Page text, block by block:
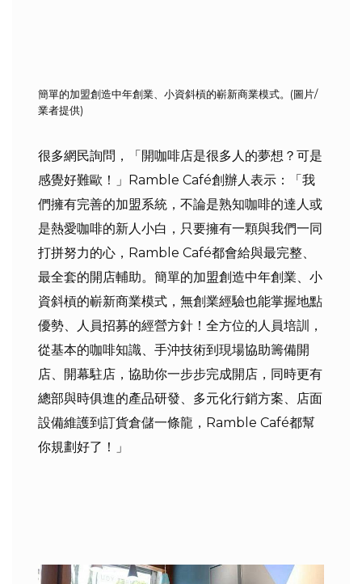
簡單的加盟創造中年創業、小資斜槓的嶄新商業模式。(圖片/
業者提供)
很多網民詢問，「開咖啡店是很多人的夢想？可是
感覺好難歐！」Ramble Café創辦人表示：「我
們擁有完善的加盟系統，不論是熟知咖啡的達人或
是熱愛咖啡的新人小白，只要擁有一顆與我們一同
打拼努力的心，Ramble Café都會給與最完整、
最全套的開店輔助。簡單的加盟創造中年創業、小
資斜槓的嶄新商業模式，無創業經驗也能掌握地點
優勢、人員招募的經營方針！全方位的人員培訓，
從基本的咖啡知識、手沖技術到現場協助籌備開
店、開幕駐店，協助你一步步完成開店，同時更有
總部與時俱進的產品研發、多元化行銷方案、店面
設備維護到訂貨倉儲一條龍，Ramble Café都幫
你規劃好了！」